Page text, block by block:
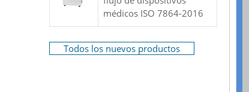
médicos ISO 7864-2016
Todos los nuevos productos